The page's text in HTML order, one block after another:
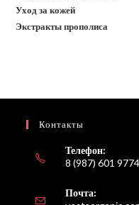
Уход за кожей
Экстракты прополиса
Контакты
Телефон:
8 (987) 601 9774
Почта: